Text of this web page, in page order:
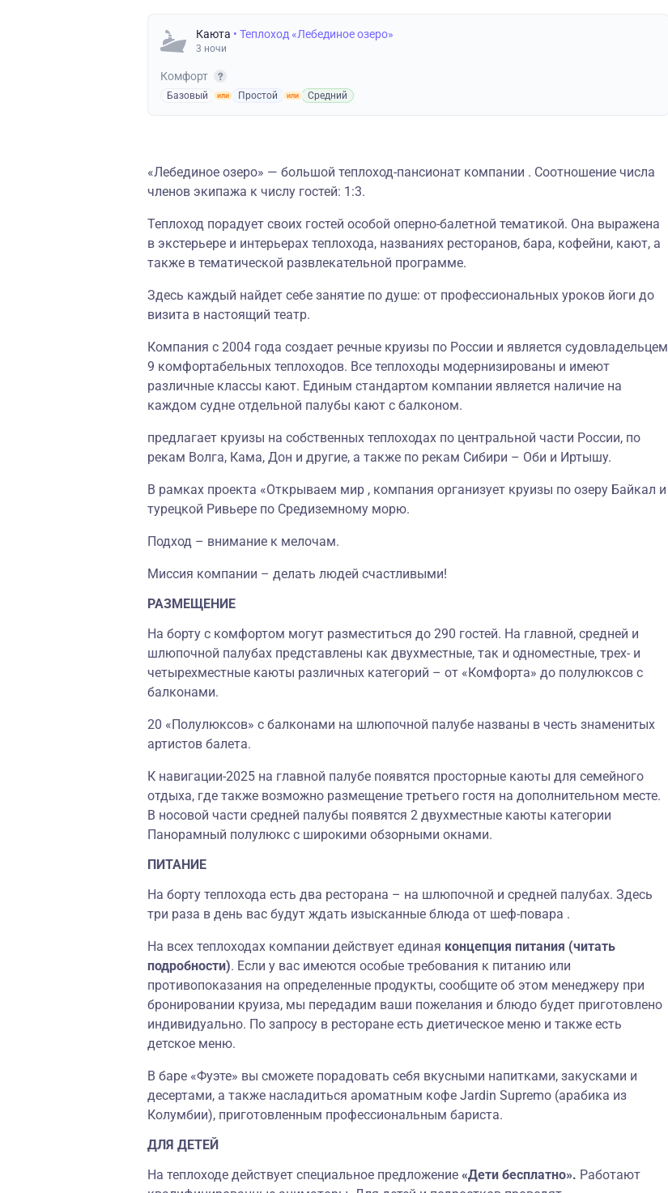
Каюта • Теплоход «Лебединое озеро»
3 ночи
Комфорт
Базовый Простой Средний
«Лебединое озеро» — большой теплоход-пансионат компании . Соотношение числа
членов экипажа к числу гостей: 1:3.
Теплоход порадует своих гостей особой оперно-балетной тематикой. Она выражена
в экстерьере и интерьерах теплохода, названиях ресторанов, бара, кофейни, кают, а
также в тематической развлекательной программе.
Здесь каждый найдет себе занятие по душе: от профессиональных уроков йоги до
визита в настоящий театр.
Компания с 2004 года создает речные круизы по России и является судовладельцем
9 комфортабельных теплоходов. Все теплоходы модернизированы и имеют
различные классы кают. Единым стандартом компании является наличие на
каждом судне отдельной палубы кают с балконом.
предлагает круизы на собственных теплоходах по центральной части России, по
рекам Волга, Кама, Дон и другие, а также по рекам Сибири – Оби и Иртышу.
В рамках проекта «Открываем мир , компания организует круизы по озеру Байкал и
турецкой Ривьере по Средиземному морю.
Подход – внимание к мелочам.
Миссия компании – делать людей счастливыми!
РАЗМЕЩЕНИЕ
На борту с комфортом могут разместиться до 290 гостей. На главной, средней и
шлюпочной палубах представлены как двухместные, так и одноместные, трех- и
четырехместные каюты различных категорий – от «Комфорта» до полулюксов с
балконами.
20 «Полулюксов» с балконами на шлюпочной палубе названы в честь знаменитых
артистов балета.
К навигации-2025 на главной палубе появятся просторные каюты для семейного
отдыха, где также возможно размещение третьего гостя на дополнительном месте.
В носовой части средней палубы появятся 2 двухместные каюты категории
Панорамный полулюкс c широкими обзорными окнами.
ПИТАНИЕ
На борту теплохода есть два ресторана – на шлюпочной и средней палубах. Здесь
три раза в день вас будут ждать изысканные блюда от шеф-повара .
На всех теплоходах компании действует единая концепция питания (читать
подробности). Если у вас имеются особые требования к питанию или
противопоказания на определенные продукты, сообщите об этом менеджеру при
бронировании круиза, мы передадим ваши пожелания и блюдо будет приготовлено
индивидуально. По запросу в ресторане есть диетическое меню и также есть
детское меню.
В баре «Фуэте» вы сможете порадовать себя вкусными напитками, закусками и
десертами, а также насладиться ароматным кофе Jardin Supremo (арабика из
Колумбии), приготовленным профессиональным бариста.
ДЛЯ ДЕТЕЙ
На теплоходе действует специальное предложение «Дети бесплатно». Работают